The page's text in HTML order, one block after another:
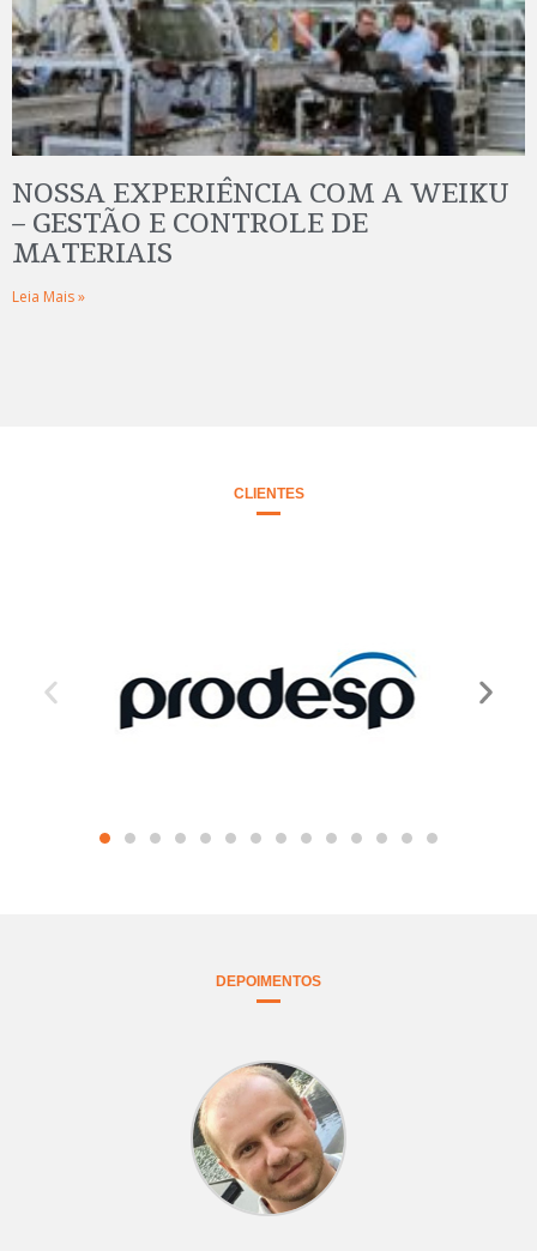
NOSSA EXPERIÊNCIA COM A WEIKU
– GESTÃO E CONTROLE DE
MATERIAIS
Leia Mais »
CLIENTES
DEPOIMENTOS